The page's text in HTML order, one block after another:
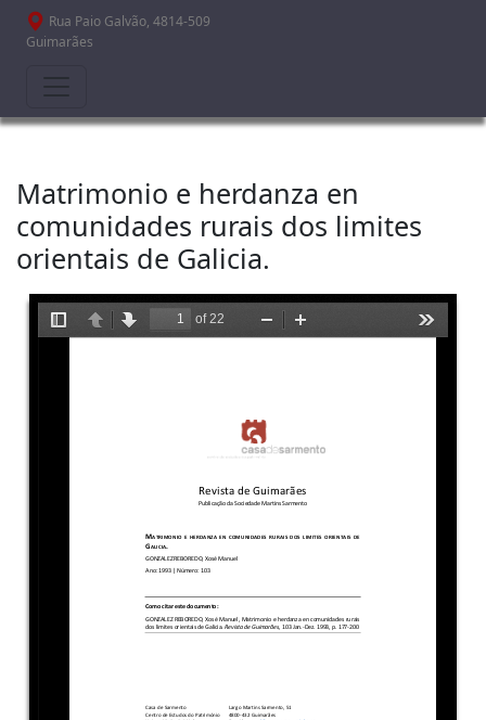
Passar para o conteúdo principal
Rua Paio Galvão, 4814-509
Guimarães
Matrimonio e herdanza en
comunidades rurais dos limites
orientais de Galicia.